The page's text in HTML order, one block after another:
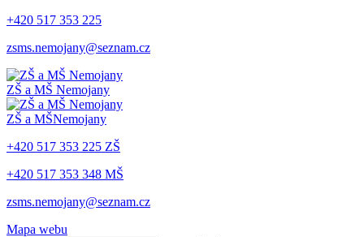
+420 517 353 225
zsms.nemojany@seznam.cz
ZŠ a MŠ Nemojany
ZŠ a MŠNemojany
+420 517 353 225 ZŠ
+420 517 353 348 MŠ
zsms.nemojany@seznam.cz
Mapa webu